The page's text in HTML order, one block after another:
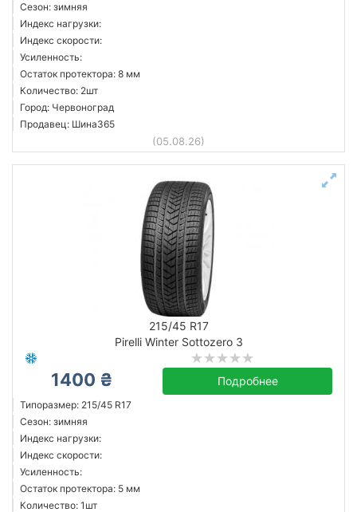
Сезон: зимняя
Индекс нагрузки:
Индекс скорости:
Усиленность:
Остаток протектора: 8 мм
Количество: 2шт
Город: Червоноград
Продавец: Шина365
(05.08.26)
215/45 R17
Pirelli Winter Sottozero 3
1400 ₴ Подробнее
Типоразмер: 215/45 R17
Сезон: зимняя
Индекс нагрузки:
Индекс скорости:
Усиленность:
Остаток протектора: 5 мм
Количество: 1шт